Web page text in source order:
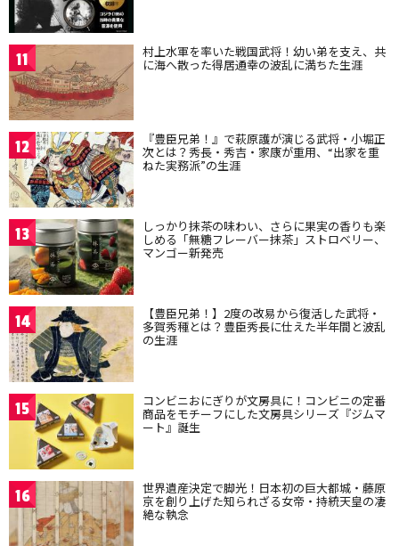
11 村上水軍を率いた戦国武将！幼い弟を支え、共
に海へ散った得居通幸の波乱に満ちた生涯
12 『豊臣兄弟！』で萩原護が演じる武将・小堀正
次とは？秀長・秀吉・家康が重用、“出家を重
ねた実務派”の生涯
13 しっかり抹茶の味わい、さらに果実の香りも楽
しめる「無糖フレーバー抹茶」ストロベリー、
マンゴー新発売
14 【豊臣兄弟！】2度の改易から復活した武将・
多賀秀種とは？豊臣秀長に仕えた半年間と波乱
の生涯
15 コンビニおにぎりが文房具に！コンビニの定番
商品をモチーフにした文房具シリーズ『ジムマ
ート』誕生
16 世界遺産決定で脚光！日本初の巨大都城・藤原
京を創り上げた知られざる女帝・持統天皇の凄
絶な執念